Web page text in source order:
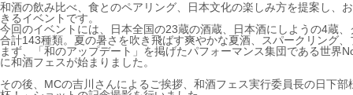
和酒の飲み比べ、食とのペアリング、日本文化の楽しみ方を提案し、
きるイベントです。
今回のイベントには、日本全国の23蔵の酒蔵、日本酒にしようの4蔵
合計143種類。夏の暑さを吹き飛ばす爽やかな夏酒、スパークリング
まず、「和のアップデート」を掲げたパフォーマンス集団である世
に和酒フェスが始まりました。
その後、MCの吉川さんによるご挨拶、和酒フェス実行委員長の日下